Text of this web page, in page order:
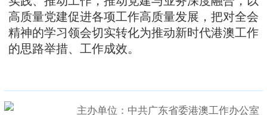
高质量党建促进各项工作高质量发展，把对全会
精神的学习领会切实转化为推动新时代港澳工作
的思路举措、工作成效。
主办单位：中共广东省委港澳工作办公室